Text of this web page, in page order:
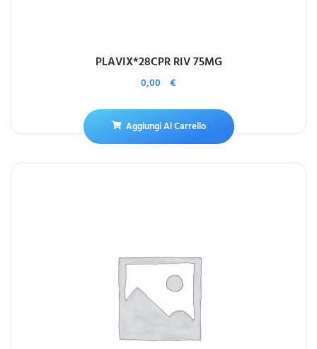
PLAVIX*28CPR RIV 75MG
0,00 €
Aggiungi Al Carrello